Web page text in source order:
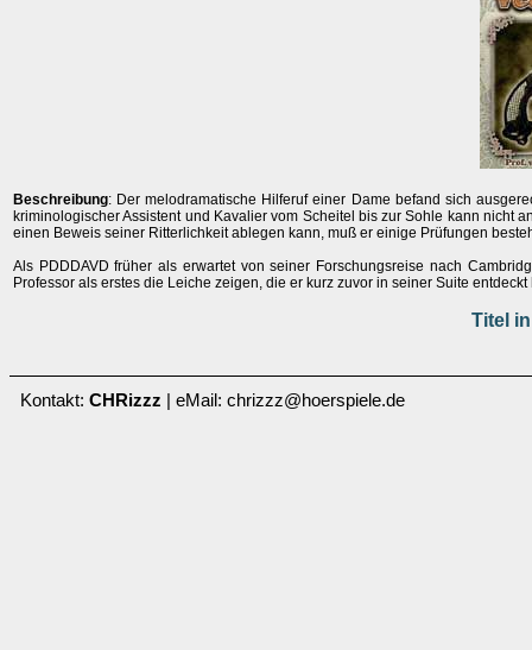
Beschreibung: Der melodramatische Hilferuf einer Dame befand sich
kriminologischer Assistent und Kavalier vom Scheitel bis zur Sohle kann nicht
einen Beweis seiner Ritterlichkeit ablegen kann, muß er einige Prüfungen
Als PDDDAVD früher als erwartet von seiner Forschungsreise nach
Professor als erstes die Leiche zeigen, die er kurz zuvor in seiner Suite
Titel
Kontakt: CHRizzz | eMail: chrizzz@hoerspiele.de